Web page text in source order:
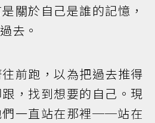
關於自己是誰的記憶，
去。
前跑，以為把過去推得
，找到想要的自己。現
們一直站在那裡──站在